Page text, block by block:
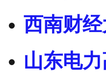
西南财
山东电